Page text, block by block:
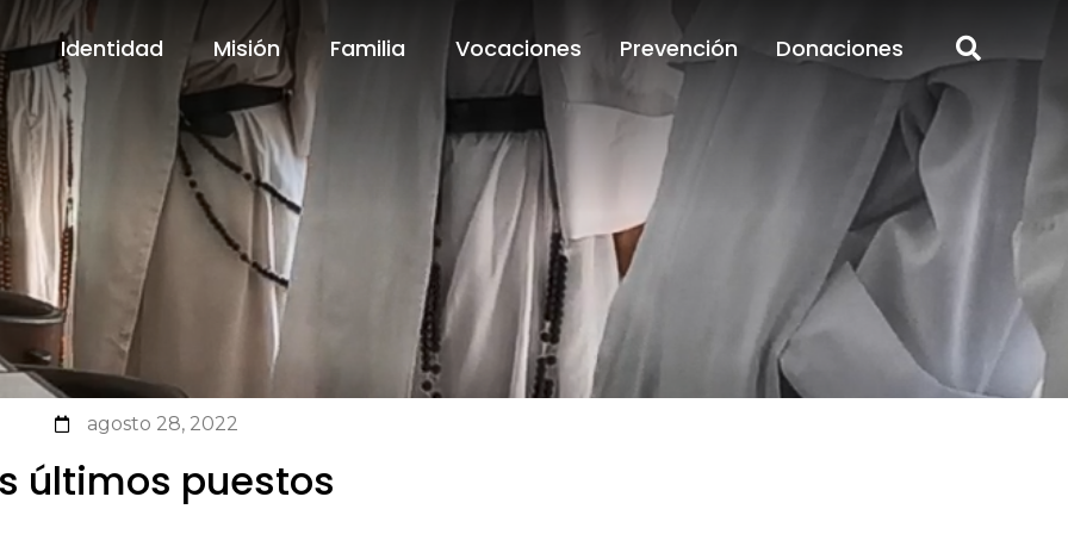
Identidad Misión Familia Vocaciones Prevención Donaciones
Identidad Misión Familia Vocaciones Prevención Donaciones
agosto 28, 2022
últimos puestos